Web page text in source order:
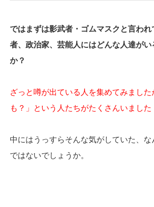
ではまずは影武者・ゴムマスクと言わ
者、政治家、芸能人にはどんな人達がい
か？
ざっと噂が出ている人を集めてみました
も？」という人たちがたくさんいました
中にはうっすらそんな気がしていた、
ではないでしょうか。